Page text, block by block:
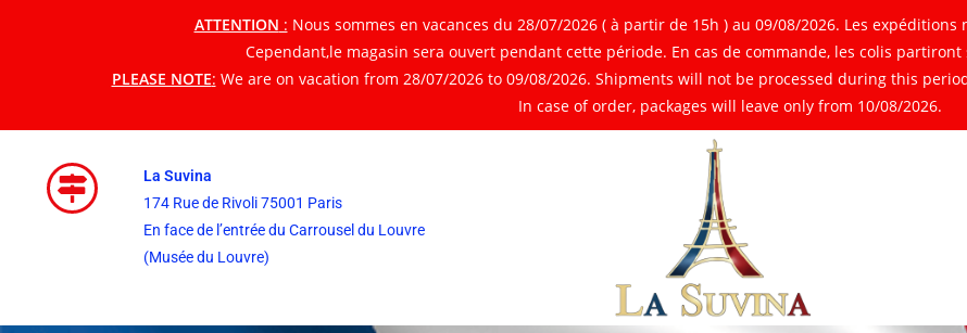
ATTENTION : Nous sommes en vacances du 28/07/2026 ( à partir de 15h ) au 09/08/2026. Les
Cependant,le magasin sera ouvert pendant cette période. En cas de commande, les colis
PLEASE NOTE: We are on vacation from 28/07/2026 to 09/08/2026. Shipments will not be processed during this
In case of order, packages will leave only from 10/08/2026.
La Suvina
174 Rue de Rivoli 75001 Paris
En face de l’entrée du Carrousel du Louvre
(Musée du Louvre)